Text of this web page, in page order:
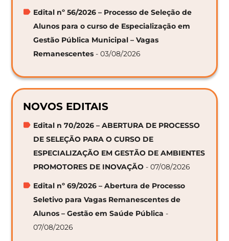
Edital nº 56/2026 – Processo de Seleção de
Alunos para o curso de Especialização em
Gestão Pública Municipal – Vagas
Remanescentes - 03/08/2026
NOVOS EDITAIS
Edital n 70/2026 – ABERTURA DE PROCESSO
DE SELEÇÃO PARA O CURSO DE
ESPECIALIZAÇÃO EM GESTÃO DE AMBIENTES
PROMOTORES DE INOVAÇÃO - 07/08/2026
Edital nº 69/2026 – Abertura de Processo
Seletivo para Vagas Remanescentes de
Alunos – Gestão em Saúde Pública -
07/08/2026